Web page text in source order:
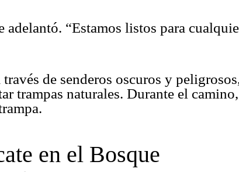
adelantó. “Estamos listos para
de senderos oscuros y
trampas naturales. Durante el
en el Bosque